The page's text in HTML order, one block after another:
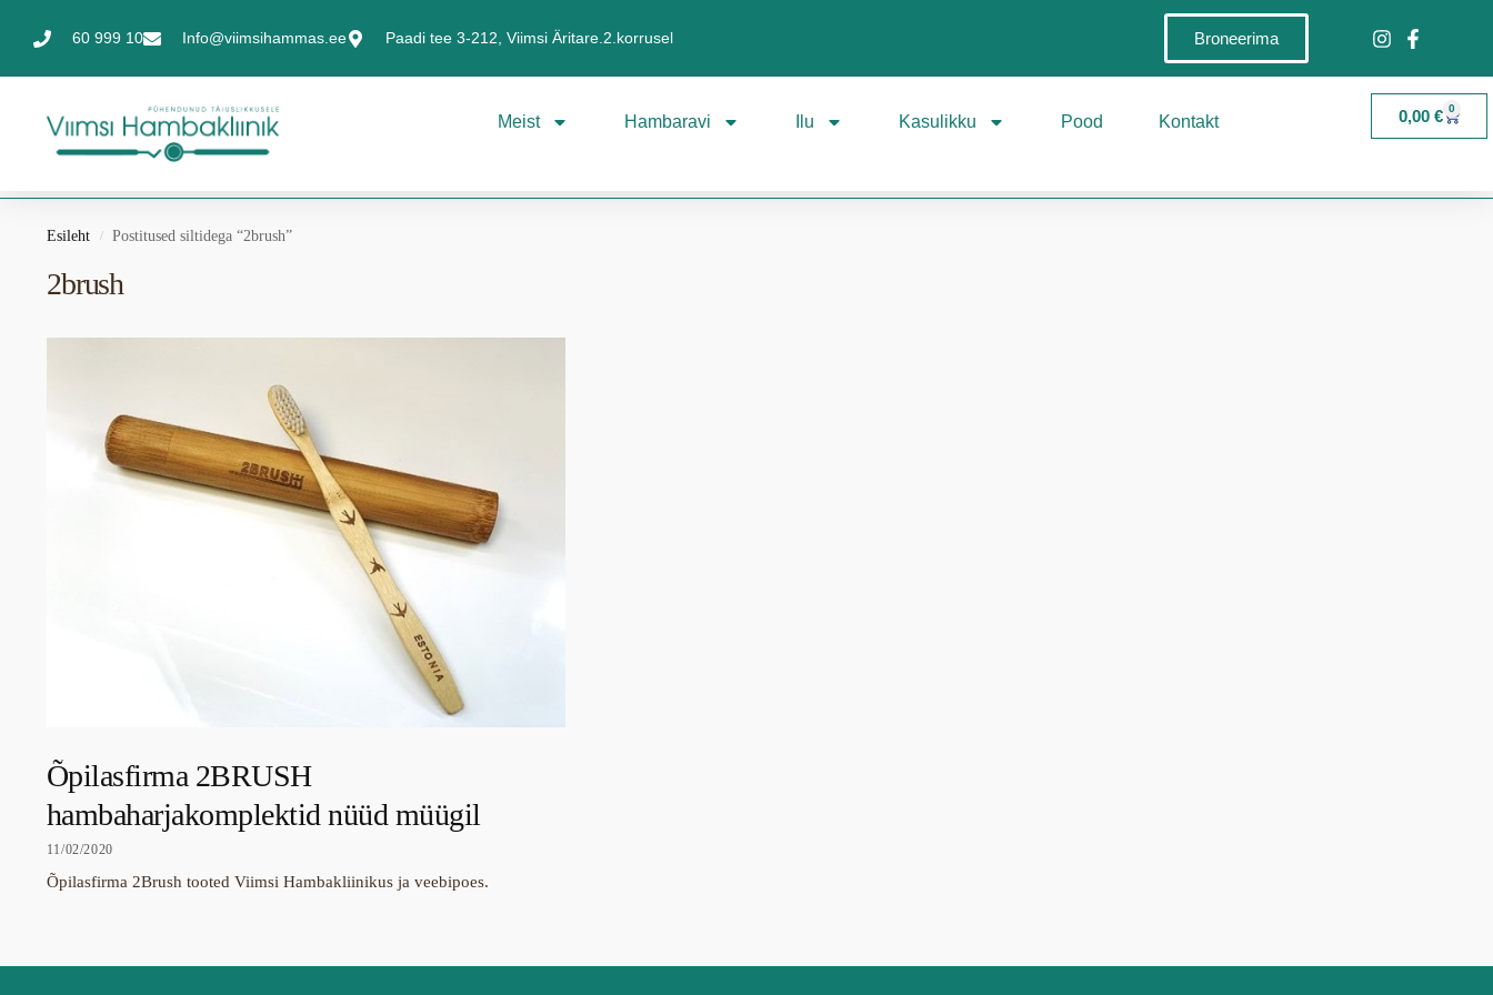
60 999 10 Info@viimsihammas.ee Paadi tee 3-212, Viimsi Äritare.2.korrusel Broneerima
Meist Hambaravi Ilu Kasulikku Pood Kontakt 0,00€ 0
Esileht / Postitused siltidega “2brush”
2brush
Õpilasfirma 2BRUSH
hambaharjakomplektid nüüd müügil
11/02/2020
Õpilasfirma 2Brush tooted Viimsi Hambakliinikus ja veebipoes.